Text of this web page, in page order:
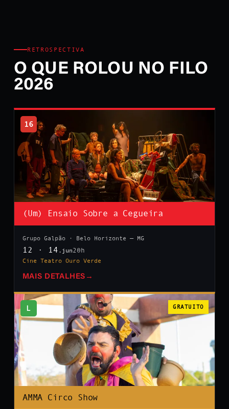
RETROSPECTIVA
O QUE ROLOU NO FILO
2026
16
(Um) Ensaio Sobre a Cegueira
Grupo Galpão · Belo Horizonte — MG
12 · 14 .jun20h
Cine Teatro Ouro Verde
MAIS DETALHES →
L GRATUITO
AMMA Circo Show